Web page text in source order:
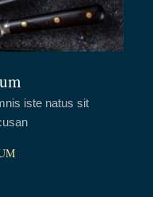
iste natus sit